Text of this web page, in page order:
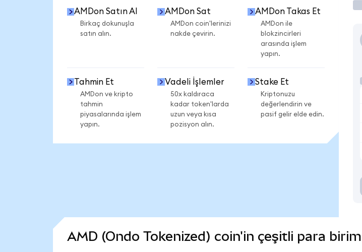
AMDon Satın Al
Birkaç dokunuşla
satın alın.
AMDon Sat
AMDon coin'lerinizi
nakde çevirin.
AMDon Takas Et
AMDon ile
blokzincirleri
arasında işlem
yapın.
Tahmin Et
AMDon ve kripto
tahmin
piyasalarında işlem
yapın.
Vadeli İşlemler
50x kaldıraca
kadar token'larda
uzun veya kısa
pozisyon alın.
Stake Et
Kriptonuzu
değerlendirin ve
pasif gelir elde edin.
AMD (Ondo Tokenized) coin'in çeşitli para